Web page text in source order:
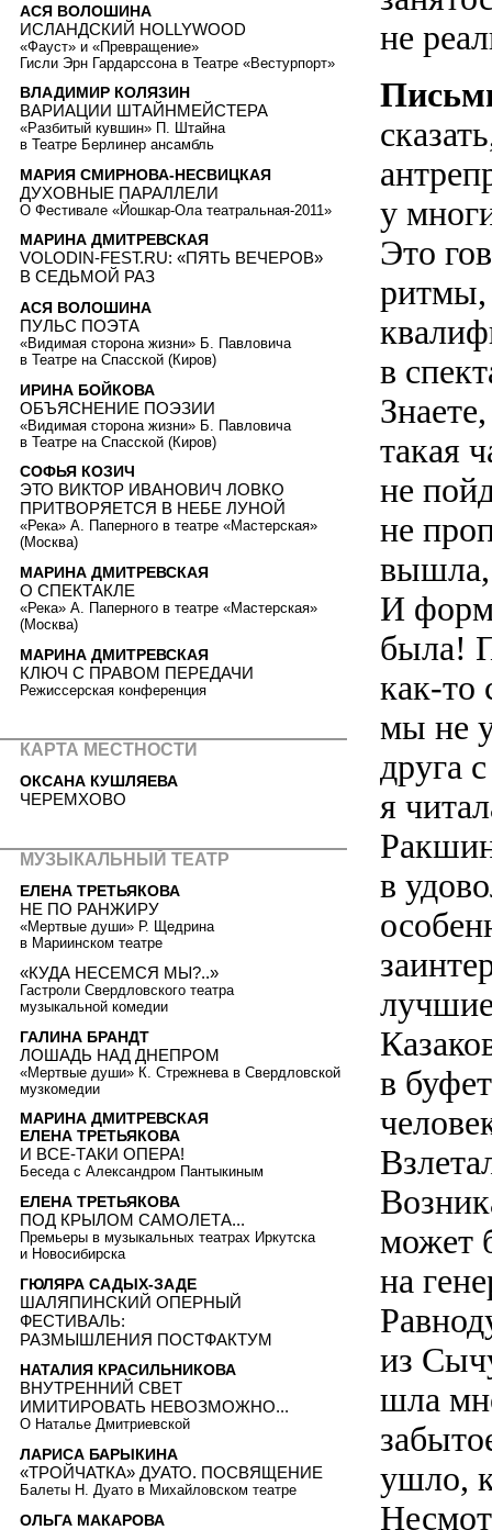
не
у
Это
ритмы,
в
такая
не
не
вышла,
И
была!
как-то
мы не
друга
я
в
в
может
на
из
шла
ушло,
АСЯ ВОЛОШИНА
ИСЛАНДСКИЙ HOLLYWOOD
«Фауст» и «Превращение»
Гисли Эрн Гардарссона в Театре «Вестурпорт»
ВЛАДИМИР КОЛЯЗИН
ВАРИАЦИИ ШТАЙНМЕЙСТЕРА
«Разбитый кувшин» П. Штайна
в Театре Берлинер ансамбль
МАРИЯ СМИРНОВА-НЕСВИЦКАЯ
ДУХОВНЫЕ ПАРАЛЛЕЛИ
О Фестивале «Йошкар-Ола театральная-2011»
МАРИНА ДМИТРЕВСКАЯ
VOLODIN-FEST.RU: «ПЯТЬ ВЕЧЕРОВ»
В СЕДЬМОЙ РАЗ
АСЯ ВОЛОШИНА
ПУЛЬС ПОЭТА
«Видимая сторона жизни» Б. Павловича
в Театре на Спасской (Киров)
ИРИНА БОЙКОВА
ОБЪЯСНЕНИЕ ПОЭЗИИ
«Видимая сторона жизни» Б. Павловича
в Театре на Спасской (Киров)
СОФЬЯ КОЗИЧ
ЭТО ВИКТОР ИВАНОВИЧ ЛОВКО
ПРИТВОРЯЕТСЯ В НЕБЕ ЛУНОЙ
«Река» А. Паперного в театре «Мастерская»
(Москва)
МАРИНА ДМИТРЕВСКАЯ
О СПЕКТАКЛЕ
«Река» А. Паперного в театре «Мастерская»
(Москва)
МАРИНА ДМИТРЕВСКАЯ
КЛЮЧ C ПРАВОМ ПЕРЕДАЧИ
Режиссерская конференция
КАРТА МЕСТНОСТИ
ОКСАНА КУШЛЯЕВА
ЧЕРЕМХОВО
МУЗЫКАЛЬНЫЙ ТЕАТР
ЕЛЕНА ТРЕТЬЯКОВА
НЕ ПО РАНЖИРУ
«Мертвые души» Р. Щедрина
в Мариинском театре
«КУДА НЕСЕМСЯ МЫ?..»
Гастроли Свердловского театра
музыкальной комедии
ГАЛИНА БРАНДТ
ЛОШАДЬ НАД ДНЕПРОМ
«Мертвые души» К. Стрежнева в Свердловской
музкомедии
МАРИНА ДМИТРЕВСКАЯ
ЕЛЕНА ТРЕТЬЯКОВА
И ВСЕ-ТАКИ ОПЕРА!
Беседа с Александром Пантыкиным
ЕЛЕНА ТРЕТЬЯКОВА
ПОД КРЫЛОМ САМОЛЕТА...
Премьеры в музыкальных театрах Иркутска
и Новосибирска
ГЮЛЯРА САДЫХ-ЗАДЕ
ШАЛЯПИНСКИЙ ОПЕРНЫЙ
ФЕСТИВАЛЬ:
РАЗМЫШЛЕНИЯ ПОСТФАКТУМ
НАТАЛИЯ КРАСИЛЬНИКОВА
ВНУТРЕННИЙ СВЕТ
ИМИТИРОВАТЬ НЕВОЗМОЖНО...
О Наталье Дмитриевской
ЛАРИСА БАРЫКИНА
«ТРОЙЧАТКА» ДУАТО. ПОСВЯЩЕНИЕ
Балеты Н. Дуато в Михайловском театре
ОЛЬГА МАКАРОВА